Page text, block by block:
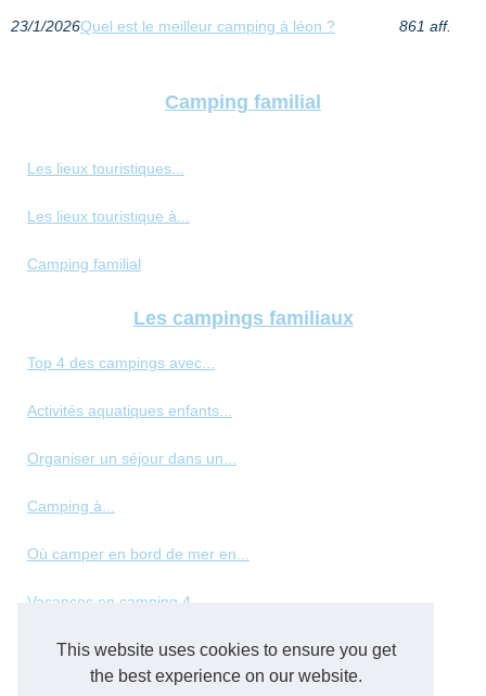
This website uses cookies to ensure you get
the best experience on our website.
23/1/2026Quel est le meilleur camping à léon ? 861 aff.
Camping familial
Les lieux touristiques...
Les lieux touristique à...
Camping familial
Les campings familiaux
Top 4 des campings avec...
Activités aquatiques enfants...
Organiser un séjour dans un...
Camping à...
Où camper en bord de mer en...
Vacances en camping 4...
Les meilleurs types de...